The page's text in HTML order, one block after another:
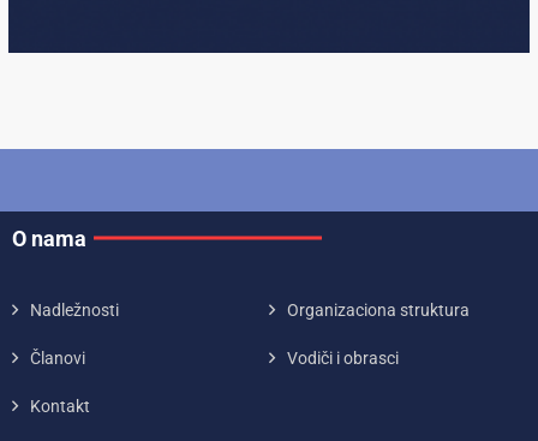
O nama
Nadležnosti Organizaciona struktura
Članovi Vodiči i obrasci
Kontakt